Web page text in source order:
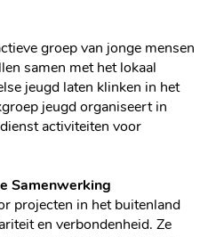
groep van jonge mensen
samen met het lokaal
jeugd laten klinken in het
jeugd organiseert in
activiteiten voor
Samenwerking
projecten in het buitenland
en verbondenheid. Ze